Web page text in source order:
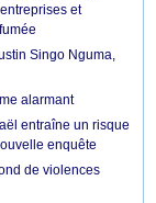
et
Singo Nguma,
alarmant
entraîne un risque
enquête
de violences